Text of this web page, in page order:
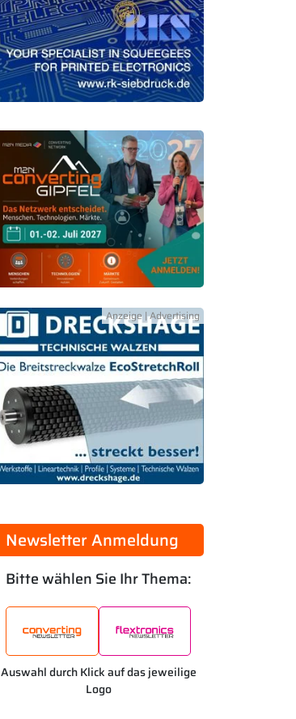
Newsletter Anmeldung
Bitte wählen Sie Ihr Thema:
Auswahl durch Klick auf das jeweilige
Logo